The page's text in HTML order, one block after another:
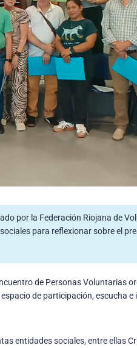
por la Federación Riojana de
para reflexionar sobre el
de Personas Voluntarias
de participación, escucha e
entidades sociales, entre ellas